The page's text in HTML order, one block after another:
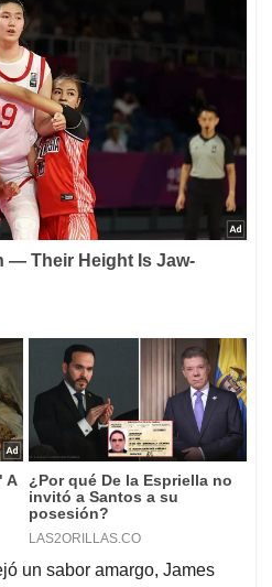
un sabor amargo, James